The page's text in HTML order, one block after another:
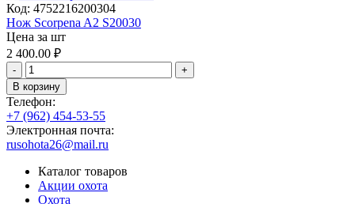
Код: 4752216200304
Нож Scorpena A2 S20030
Цена за шт
2 400.00 ₽
-
+
В корзину
Телефон:
+7 (962) 454-53-55
Электронная почта:
rusohota26@mail.ru
Каталог товаров
Акции охота
Охота